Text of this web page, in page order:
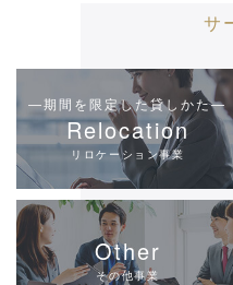
サ
リロケーション事業
―期間を限定した貸しかた―
Relocation
その他事業
Other